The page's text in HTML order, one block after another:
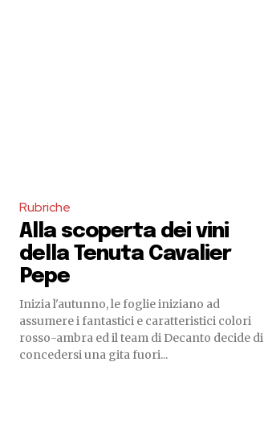
Rubriche
Alla scoperta dei vini
della Tenuta Cavalier
Pepe
Inizia l'autunno, le foglie iniziano ad
assumere i fantastici e caratteristici colori
rosso-ambra ed il team di Decanto decide di
concedersi una gita fuori...